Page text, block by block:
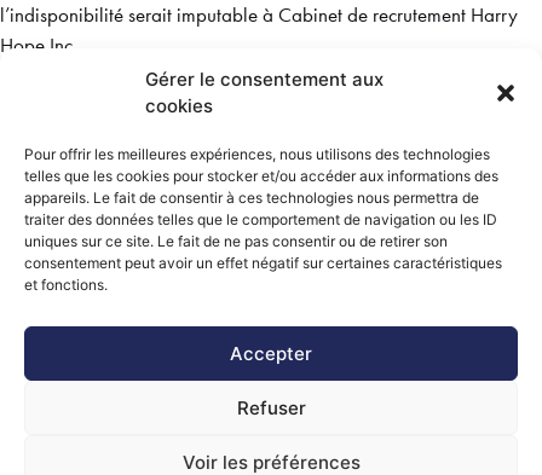
Gérer le consentement aux
cookies
Pour offrir les meilleures expériences, nous utilisons des technologies
telles que les cookies pour stocker et/ou accéder aux informations des
appareils. Le fait de consentir à ces technologies nous permettra de
traiter des données telles que le comportement de navigation ou les ID
uniques sur ce site. Le fait de ne pas consentir ou de retirer son
consentement peut avoir un effet négatif sur certaines caractéristiques
et fonctions.
Accepter
Refuser
Voir les préférences
l’indisponibilité serait imputable à Cabinet de recrutement Harry
Hope Inc.
Cabinet de recrutement Harry Hope Inc. décline, notamment toute
impossibilité d’accès au Site, de l’utilisation de toute information
fournie sur le Site et, plus généralement de toute utilisation non
conforme et/ou frauduleuse du Site, quelle que soit la personne à
l’origine de celle-ci.
Article 3 : Utilisation du Site par le Candidat
Le Site permet au Candidat de consulter des offres d’emploi/de
collaboration et, de présenter sa candidature (candidature
spontanée ou réponse à des annonces publiés).